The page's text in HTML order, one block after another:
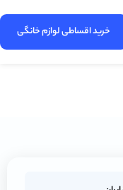
خرید اقساطی لوازم خانگی